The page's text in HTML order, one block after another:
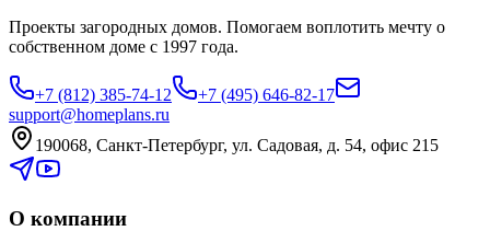
Проекты загородных домов. Помогаем воплотить мечту о
собственном доме с 1997 года.
+7 (812) 385-74-12
+7 (495) 646-82-17
support@homeplans.ru
190068, Санкт-Петербург, ул. Садовая, д. 54, офис 215
О компании